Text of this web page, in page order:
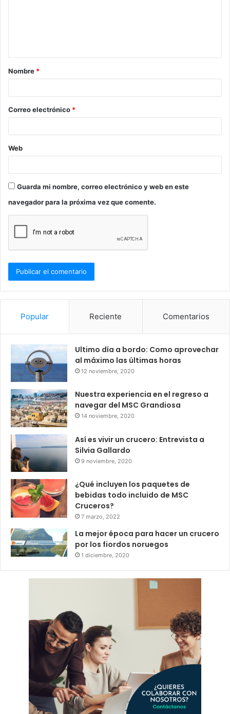
a
r
*
Nombre *
Correo electrónico *
Web
Guarda mi nombre, correo electrónico y web en este
navegador para la próxima vez que comente.
Popular Reciente Comentarios
Ultimo día a bordo: Como aprovechar
al máximo las últimas horas
12 noviembre, 2020
Nuestra experiencia en el regreso a
navegar del MSC Grandiosa
14 noviembre, 2020
Así es vivir un crucero: Entrevista a
Silvia Gallardo
9 noviembre, 2020
¿Qué incluyen los paquetes de
bebidas todo incluido de MSC
Cruceros?
7 marzo, 2022
La mejor época para hacer un crucero
por los fiordos noruegos
1 diciembre, 2020